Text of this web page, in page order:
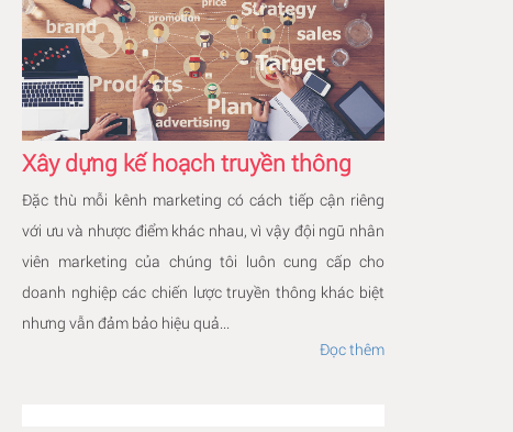
Xây dựng kế hoạch truyền thông
Đặc thù mỗi kênh marketing có cách tiếp cận riêng
với ưu và nhược điểm khác nhau, vì vậy đội ngũ nhân
viên marketing của chúng tôi luôn cung cấp cho
doanh nghiệp các chiến lược truyền thông khác biệt
nhưng vẫn đảm bảo hiệu quả...
Đọc thêm